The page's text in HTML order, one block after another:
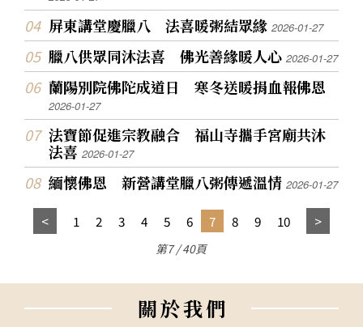
屏東講堂慶臘八 法喜暖粥結眾緣2026-01-27
臘八供眾同沐法喜 佛光善緣暖人心2026-01-27
蘭陽別院佛陀成道日 寒冬送暖捐血報佛恩
2026-01-27
法寶節促進宗教融合 福山寺攜手宮廟共沐
法喜2026-01-27
緬懷佛恩 新營講堂臘八粥傳遞溫情2026-01-27
1 2 3 4 5 6 7 8 9 10
第7 / 40頁
關於我們